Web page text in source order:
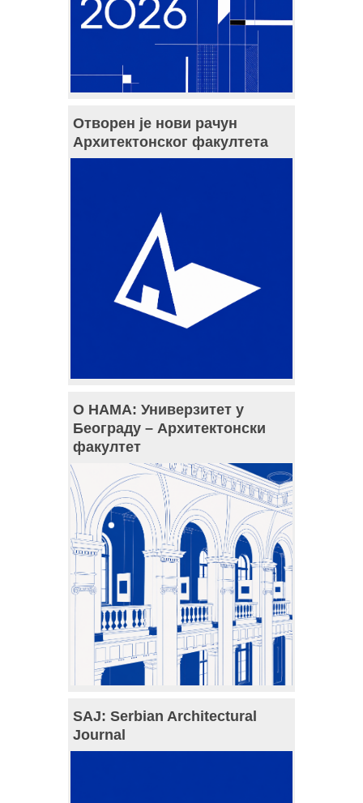
Отворен је нови рачун
Архитектонског факултета
О НАМА: Универзитет у
Београду – Архитектонски
факултет
SAJ: Serbian Architectural
Journal